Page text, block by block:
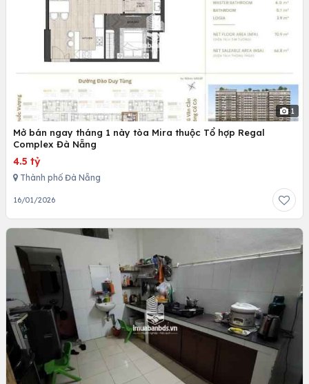
1
Mở bán ngay tháng 1 này tòa Mira thuộc Tổ hợp Regal
Complex Đà Nẵng
4.5 tỷ
Thành phố Đà Nẵng
16/01/2026